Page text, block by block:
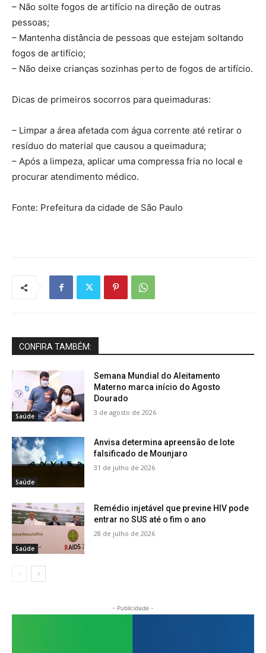
– Não solte fogos de artifício na direção de outras
pessoas;
– Mantenha distância de pessoas que estejam soltando
fogos de artifício;
– Não deixe crianças sozinhas perto de fogos de artifício.
Dicas de primeiros socorros para queimaduras:
– Limpar a área afetada com água corrente até retirar o
resíduo do material que causou a queimadura;
– Após a limpeza, aplicar uma compressa fria no local e
procurar atendimento médico.
Fonte: Prefeitura da cidade de São Paulo
CONFIRA TAMBÉM:
Saúde
Semana Mundial do Aleitamento
Materno marca início do Agosto
Dourado
3 de agosto de 2026
Saúde
Anvisa determina apreensão de lote
falsificado de Mounjaro
31 de julho de 2026
Saúde
Remédio injetável que previne HIV pode
entrar no SUS até o fim o ano
28 de julho de 2026
- Publicidade -